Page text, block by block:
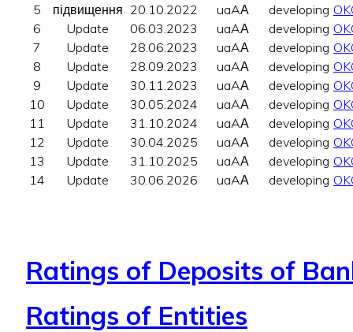
5
підвищення 20.10.2022 uaAА developing
6
Update 06.03.2023 uaAА developing
7
Update 28.06.2023 uaAА developing
8
Update 28.09.2023 uaAА developing
9
Update 30.11.2023 uaAА developing
10
Update 30.05.2024 uaAА developing
11
Update 31.10.2024 uaAА developing
12
Update 30.04.2025 uaAА developing
13
Update 31.10.2025 uaAА developing
14
Update 30.06.2026 uaAА developing
Ratings of Deposits of
Ratings of Entities